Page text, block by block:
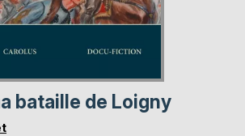
bataille de Loigny